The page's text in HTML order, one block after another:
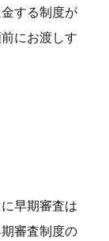
する制度が
にお渡しす
早期審査は
審査制度の